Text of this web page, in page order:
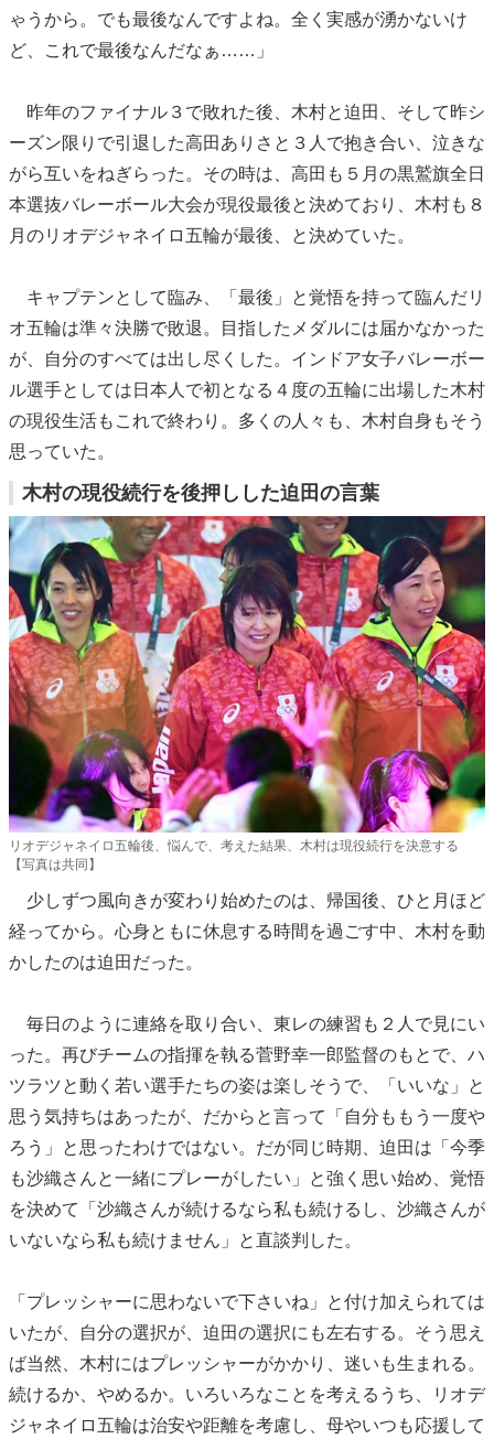
ゃうから。でも最後なんですよね。全く実感が湧かないけ
ど、これで最後なんだなぁ……」
昨年のファイナル３で敗れた後、木村と迫田、そして昨シ
ーズン限りで引退した高田ありさと３人で抱き合い、泣きな
がら互いをねぎらった。その時は、高田も５月の黒鷲旗全日
本選抜バレーボール大会が現役最後と決めており、木村も８
月のリオデジャネイロ五輪が最後、と決めていた。
キャプテンとして臨み、「最後」と覚悟を持って臨んだリ
オ五輪は準々決勝で敗退。目指したメダルには届かなかった
が、自分のすべては出し尽くした。インドア女子バレーボー
ル選手としては日本人で初となる４度の五輪に出場した木村
の現役生活もこれで終わり。多くの人々も、木村自身もそう
思っていた。
木村の現役続行を後押しした迫田の言葉
リオデジャネイロ五輪後、悩んで、考えた結果、木村は現役続行を決意する
【写真は共同】
少しずつ風向きが変わり始めたのは、帰国後、ひと月ほど
経ってから。心身ともに休息する時間を過ごす中、木村を動
かしたのは迫田だった。
毎日のように連絡を取り合い、東レの練習も２人で見にい
った。再びチームの指揮を執る菅野幸一郎監督のもとで、ハ
ツラツと動く若い選手たちの姿は楽しそうで、「いいな」と
思う気持ちはあったが、だからと言って「自分ももう一度や
ろう」と思ったわけではない。だが同じ時期、迫田は「今季
も沙織さんと一緒にプレーがしたい」と強く思い始め、覚悟
を決めて「沙織さんが続けるなら私も続けるし、沙織さんが
いないなら私も続けません」と直談判した。
「プレッシャーに思わないで下さいね」と付け加えられては
いたが、自分の選択が、迫田の選択にも左右する。そう思え
ば当然、木村にはプレッシャーがかかり、迷いも生まれる。
続けるか、やめるか。いろいろなことを考えるうち、リオデ
ジャネイロ五輪は治安や距離を考慮し、母やいつも応援して